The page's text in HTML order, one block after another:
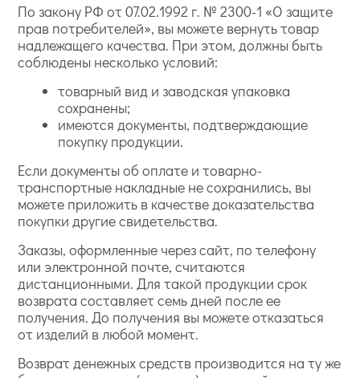
По закону РФ от 07.02.1992 г. № 2300-1 «О защите
прав потребителей», вы можете вернуть товар
надлежащего качества. При этом, должны быть
соблюдены несколько условий:
товарный вид и заводская упаковка
сохранены;
имеются документы, подтверждающие
покупку продукции.
Если документы об оплате и товарно-
транспортные накладные не сохранились, вы
можете приложить в качестве доказательства
покупки другие свидетельства.
Заказы, оформленные через сайт, по телефону
или электронной почте, считаются
дистанционными. Для такой продукции срок
возврата составляет семь дней после ее
получения. До получения вы можете отказаться
от изделий в любой момент.
Возврат денежных средств производится на ту же